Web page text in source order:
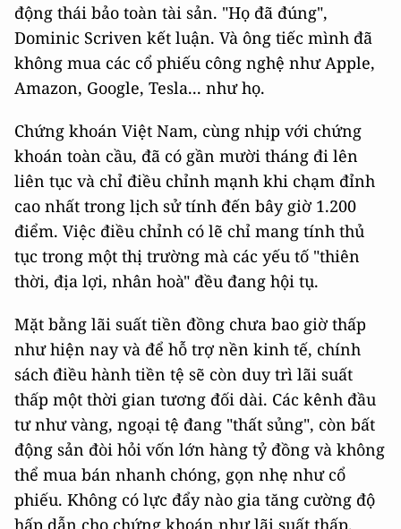
động thái bảo toàn tài sản. "Họ đã đúng",
Dominic Scriven kết luận. Và ông tiếc mình đã
không mua các cổ phiếu công nghệ như Apple,
Amazon, Google, Tesla... như họ.
Chứng khoán Việt Nam, cùng nhịp với chứng
khoán toàn cầu, đã có gần mười tháng đi lên
liên tục và chỉ điều chỉnh mạnh khi chạm đỉnh
cao nhất trong lịch sử tính đến bây giờ 1.200
điểm. Việc điều chỉnh có lẽ chỉ mang tính thủ
tục trong một thị trường mà các yếu tố "thiên
thời, địa lợi, nhân hoà" đều đang hội tụ.
Mặt bằng lãi suất tiền đồng chưa bao giờ thấp
như hiện nay và để hỗ trợ nền kinh tế, chính
sách điều hành tiền tệ sẽ còn duy trì lãi suất
thấp một thời gian tương đối dài. Các kênh đầu
tư như vàng, ngoại tệ đang "thất sủng", còn bất
động sản đòi hỏi vốn lớn hàng tỷ đồng và không
thể mua bán nhanh chóng, gọn nhẹ như cổ
phiếu. Không có lực đẩy nào gia tăng cường độ
hấp dẫn cho chứng khoán như lãi suất thấp.